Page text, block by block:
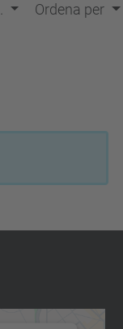
Ordena per